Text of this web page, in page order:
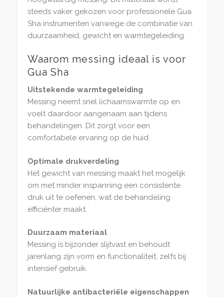
steeds vaker gekozen voor professionele Gua
Sha instrumenten vanwege de combinatie van
duurzaamheid, gewicht en warmtegeleiding.
Waarom messing ideaal is voor
Gua Sha
Uitstekende warmtegeleiding
Messing neemt snel lichaamswarmte op en
voelt daardoor aangenaam aan tijdens
behandelingen. Dit zorgt voor een
comfortabele ervaring op de huid.
Optimale drukverdeling
Het gewicht van messing maakt het mogelijk
om met minder inspanning een consistente
druk uit te oefenen, wat de behandeling
efficiënter maakt.
Duurzaam materiaal
Messing is bijzonder slijtvast en behoudt
jarenlang zijn vorm en functionaliteit, zelfs bij
intensief gebruik.
Natuurlijke antibacteriële eigenschappen